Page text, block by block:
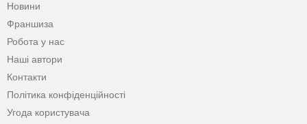
Новини
Франшиза
Робота у нас
Наші автори
Контакти
Політика конфіденційності
Угода користувача